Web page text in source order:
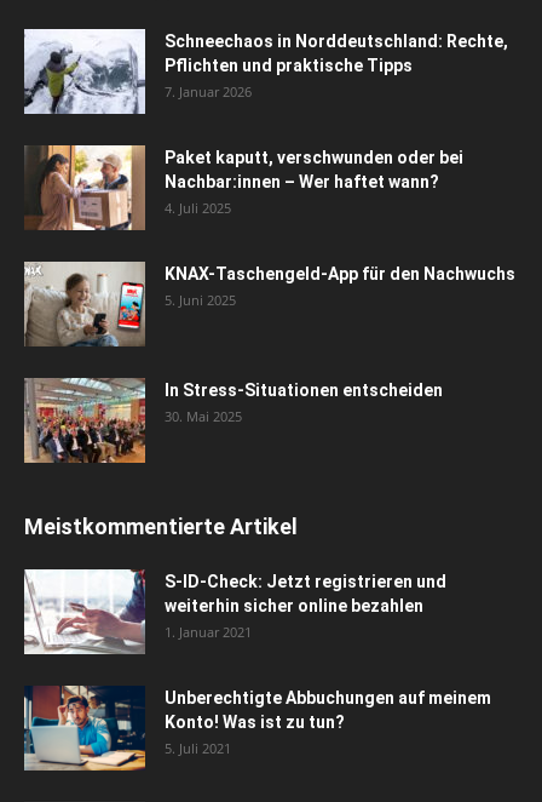
Schneechaos in Norddeutschland: Rechte,
Pflichten und praktische Tipps
7. Januar 2026
Paket kaputt, verschwunden oder bei
Nachbar:innen – Wer haftet wann?
4. Juli 2025
KNAX-Taschengeld-App für den Nachwuchs
5. Juni 2025
In Stress-Situationen entscheiden
30. Mai 2025
Meistkommentierte Artikel
S-ID-Check: Jetzt registrieren und
weiterhin sicher online bezahlen
1. Januar 2021
Unberechtigte Abbuchungen auf meinem
Konto! Was ist zu tun?
5. Juli 2021